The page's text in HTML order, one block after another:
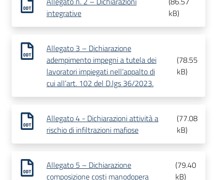
integrative
kB)
Allegato 3 – Dichiarazione
adempimento impegni a tutela dei
lavoratori impiegati nell’appalto di
cui all’art. 102 del D.lgs 36/2023.
(78.55
kB)
Allegato 4 - Dichiarazioni attività a
rischio di infiltrazioni mafiose
(77.08
kB)
Allegato 5 – Dichiarazione
composizione costi manodopera
(79.40
kB)